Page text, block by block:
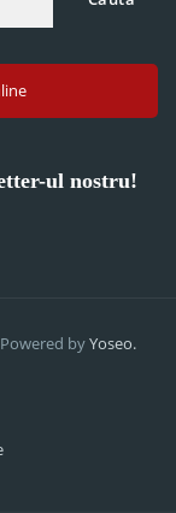
ul nostru!
byYoseo.